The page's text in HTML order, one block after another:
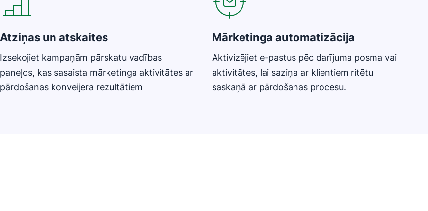
Atziņas un atskaites
Izsekojiet kampaņām pārskatu vadības
paneļos, kas sasaista mārketinga aktivitātes ar
pārdošanas konveijera rezultātiem
Mārketinga automatizācija
Aktivizējiet e-pastus pēc darījuma posma vai
aktivitātes, lai saziņa ar klientiem ritētu
saskaņā ar pārdošanas procesu.